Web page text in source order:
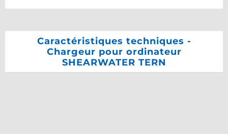
Caractéristiques techniques -
Chargeur pour ordinateur
SHEARWATER TERN